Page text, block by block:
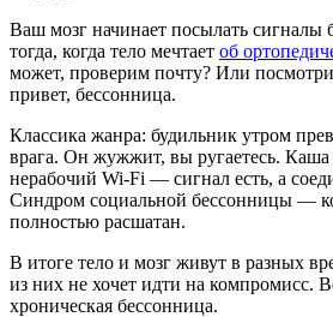
Ваш мозг начинает посылать сигналы
тогда, когда тело мечтает об
может, проверим почту? Или
привет, бессонница.
Классика жанра: будильник утром
врага. Он жужжит, вы ругаетесь. Каша
нерабочий Wi-Fi — сигнал есть, а
Синдром социальной бессонницы —
полностью расшатан.
В итоге тело и мозг живут в разных
из них не хочет идти на компромисс.
хроническая бессонница.